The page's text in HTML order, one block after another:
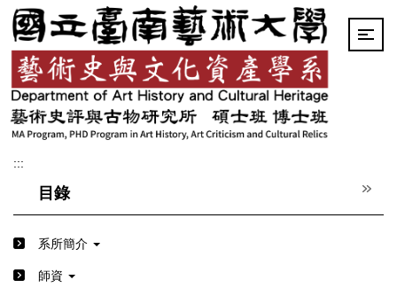
跳
到
主
要
內
容
區
:::
目錄
系所簡介
師資